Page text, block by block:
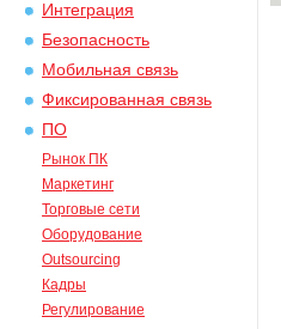
Интеграция
Безопасность
Мобильная связь
Фиксированная связь
ПО
Рынок ПК
Маркетинг
Торговые сети
Оборудование
Outsourcing
Кадры
Регулирование